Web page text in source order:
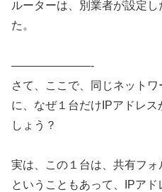
ルーターは、別業者が設定
た。
———————-
さて、ここで、同じネット
に、なぜ１台だけIPアドレ
しょう？
実は、この１台は、共有フ
ということもあって、IPア